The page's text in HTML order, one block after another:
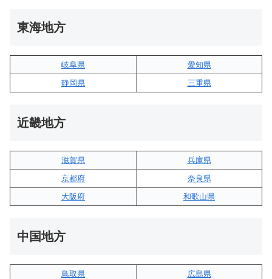
東海地方
岐阜県
愛知県
静岡県
三重県
近畿地方
滋賀県
兵庫県
京都府
奈良県
大阪府
和歌山県
中国地方
鳥取県
広島県